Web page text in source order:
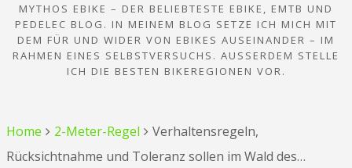
MYTHOS EBIKE – DER BELIEBTESTE EBIKE, EMTB UND
PEDELEC BLOG. IN MEINEM BLOG SETZE ICH MICH MIT
DEM FÜR UND WIDER VON EBIKES AUSEINANDER – IM
RAHMEN EINES SELBSTVERSUCHS. AUSSERDEM STELLE I
CH DIE BESTEN BIKEREGIONEN VOR.
Home 2-Meter-Regel
Verhaltensregeln,
Rücksichtnahme und Toleranz sollen im Wald des…